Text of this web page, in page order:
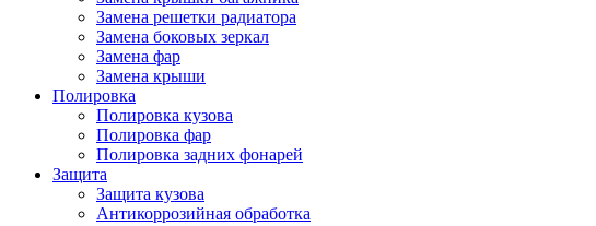
Замена решетки радиатора
Замена боковых зеркал
Замена фар
Замена крыши
Полировка
Полировка кузова
Полировка фар
Полировка задних фонарей
Защита
Защита кузова
Антикоррозийная обработка